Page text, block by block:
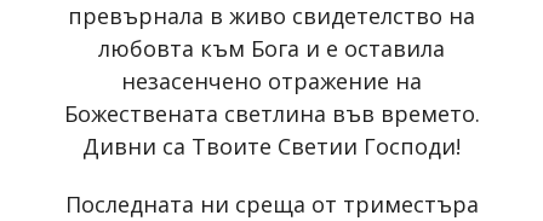
превърнала в живо свидетелство на
любовта към Бога и е оставила
незасенчено отражение на
Божествената светлина във времето.
Дивни са Твоите Светии Господи!
Последната ни среща от триместъра